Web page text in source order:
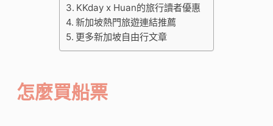
KKday x Huan的旅行讀者優惠
新加坡熱門旅遊連結推薦
更多新加坡自由行文章
怎麼買船票